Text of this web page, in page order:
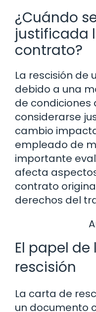
¿Cuándo
justificada
contrato?
La rescisión de
debido a una
de condiciones
considerarse
cambio
empleado de
importante
afecta
contrato
derechos del
El papel
rescisión
La carta de
un documento